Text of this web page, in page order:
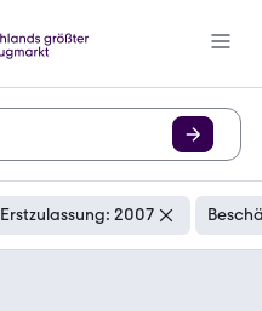
Erstzulassung: 2007